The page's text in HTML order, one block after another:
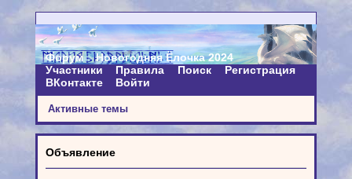
Форум
Новогодняя Ёлочка 2024
Участники
Правила Поиск
Регистрация
ВКонтакте
Войти
Активные темы
Объявление